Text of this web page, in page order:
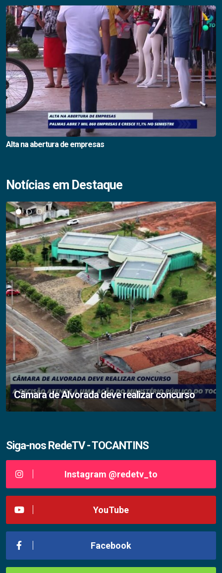
Alta na abertura de empresas
Notícias em Destaque
Câmara de Alvorada deve realizar concurso
Siga-nos RedeTV - TOCANTINS
Instagram @redetv_to
YouTube
Facebook